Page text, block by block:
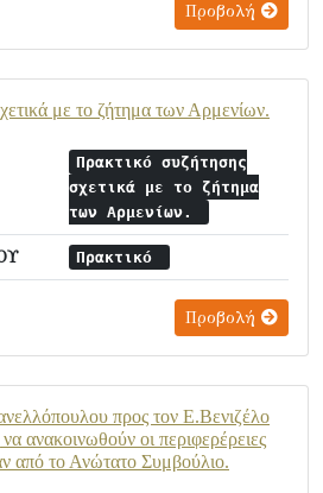
Προβολή
με το ζήτημα των Αρμενίων.
Πρακτικό συζήτησης
σχετικά με το ζήτημα
των Αρμενίων.
Πρακτικό
Προβολή
προς τον Ε.Βενιζέλο
ανακοινωθούν οι περιφερέρειες
από το Ανώτατο Συμβούλιο.